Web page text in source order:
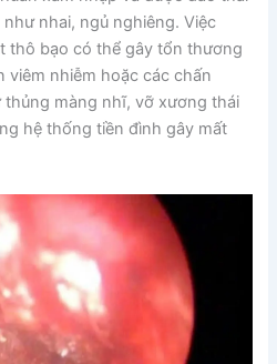
nhai, ngủ nghiêng. Việc
thô bạo có thể gây tổn thương
viêm nhiễm hoặc các chấn
màng nhĩ, vỡ xương thái
hệ thống tiền đình gây mất